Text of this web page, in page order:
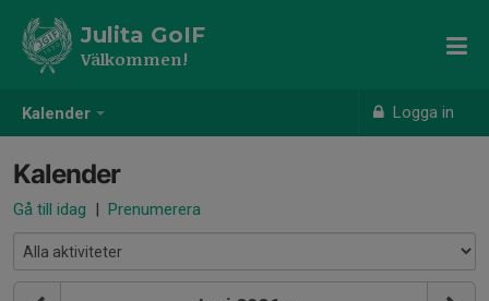
Kalender Logga in
Julita GoIF
Välkommen!
Kalender
Gå till idag | Prenumerera